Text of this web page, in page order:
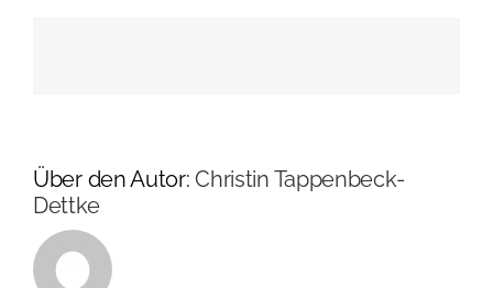
Über den Autor:Christin Tappenbeck-
Dettke